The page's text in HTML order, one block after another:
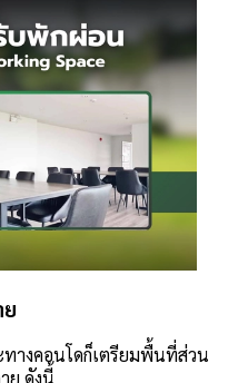
ทางคอนโดก็เตรียมพื้นที่ส่วน
ย ดังนี้